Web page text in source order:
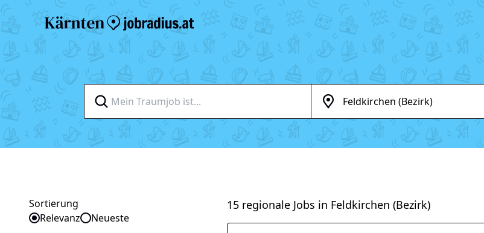
Sortierung
Sortieren nach
Relevanz Neueste
15 regionale Jobs in Feldkirchen (Bezirk)